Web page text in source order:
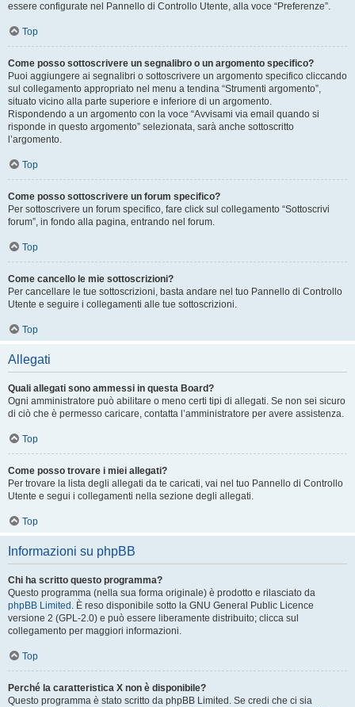
essere configurate nel Pannello di Controllo Utente, alla voce “Preferenze”.
Top
Come posso sottoscrivere un segnalibro o un argomento specifico?
Puoi aggiungere ai segnalibri o sottoscrivere un argomento specifico cliccando
sul collegamento appropriato nel menu a tendina “Strumenti argomento”,
situato vicino alla parte superiore e inferiore di un argomento.
Rispondendo a un argomento con la voce “Avvisami via email quando si
risponde in questo argomento” selezionata, sarà anche sottoscritto
l’argomento.
Top
Come posso sottoscrivere un forum specifico?
Per sottoscrivere un forum specifico, fare click sul collegamento “Sottoscrivi
forum”, in fondo alla pagina, entrando nel forum.
Top
Come cancello le mie sottoscrizioni?
Per cancellare le tue sottoscrizioni, basta andare nel tuo Pannello di Controllo
Utente e seguire i collegamenti alle tue sottoscrizioni.
Top
Allegati
Quali allegati sono ammessi in questa Board?
Ogni amministratore può abilitare o meno certi tipi di allegati. Se non sei sicuro
di ciò che è permesso caricare, contatta l’amministratore per avere assistenza.
Top
Come posso trovare i miei allegati?
Per trovare la lista degli allegati da te caricati, vai nel tuo Pannello di Controllo
Utente e segui i collegamenti nella sezione degli allegati.
Top
Informazioni su phpBB
Chi ha scritto questo programma?
Questo programma (nella sua forma originale) è prodotto e rilasciato da
phpBB Limited . È reso disponibile sotto la GNU General Public Licence
versione 2 (GPL-2.0) e può essere liberamente distribuito; clicca sul
collegamento per maggiori informazioni.
Top
Perché la caratteristica X non è disponibile?
Questo programma è stato scritto da phpBB Limited. Se credi che ci sia